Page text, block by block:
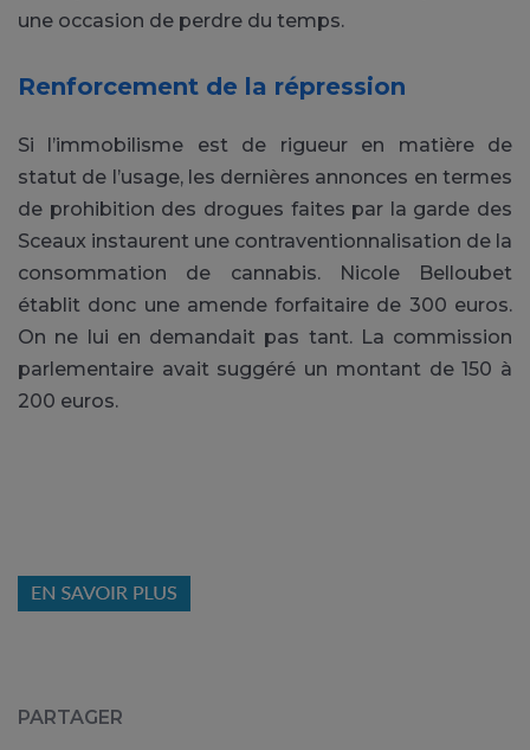
une occasion de perdre du temps.
Renforcement de la répression
Si l’immobilisme est de rigueur en matière de
statut de l’usage, les dernières annonces en termes
de prohibition des drogues faites par la garde des
Sceaux instaurent une contraventionnalisation de la
consommation de cannabis. Nicole Belloubet
établit donc une amende forfaitaire de 300 euros.
On ne lui en demandait pas tant. La commission
parlementaire avait suggéré un montant de 150 à
200 euros.
PARTAGER